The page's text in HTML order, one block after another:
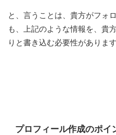
と、言うことは、貴方がフォ
も、
上記のような情報を、貴
りと書き込む必要性があります
プロフィール作成のポイ